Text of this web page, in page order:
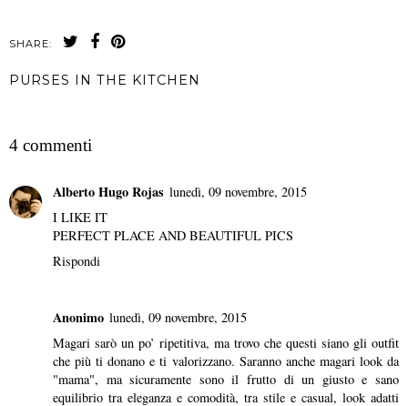
SHARE:
PURSES IN THE KITCHEN
4 commenti
Alberto Hugo Rojas lunedì, 09 novembre, 2015
I LIKE IT
PERFECT PLACE AND BEAUTIFUL PICS
Rispondi
Anonimo lunedì, 09 novembre, 2015
Magari sarò un po’ ripetitiva, ma trovo che questi siano gli outfit
che più ti donano e ti valorizzano. Saranno anche magari look da
"mama", ma sicuramente sono il frutto di un giusto e sano
equilibrio tra eleganza e comodità, tra stile e casual, look adatti